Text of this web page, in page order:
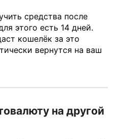
средства после
этого есть 14 дней.
кошелёк за это
вернутся на ваш
на другой